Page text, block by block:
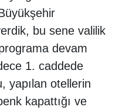
bu sene valilik
devam
1. caddede
yapılan otellerin
kapattığı ve